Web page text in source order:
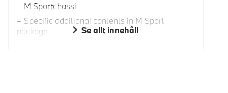
M Sportchassi
Specific additional contents in M Sport
package
Se allt innehåll